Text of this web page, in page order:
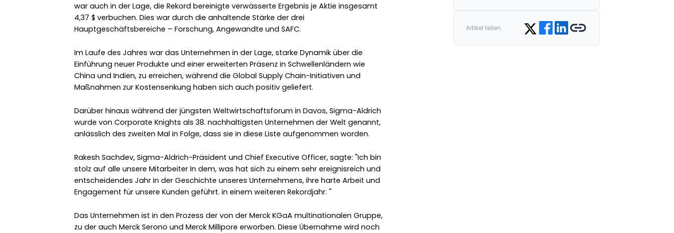
war auch in der Lage, die Rekord bereinigte verwässerte Ergebnis je Aktie insgesamt
4,37 $ verbuchen. Dies war durch die anhaltende Stärke der drei
Hauptgeschäftsbereiche – Forschung, Angewandte und SAFC.
Im Laufe des Jahres war das Unternehmen in der Lage, starke Dynamik über die
Einführung neuer Produkte und einer erweiterten Präsenz in Schwellenländern wie
China und Indien, zu erreichen, während die Global Supply Chain-Initiativen und
Maßnahmen zur Kostensenkung haben sich auch positiv geliefert.
Darüber hinaus während der jüngsten Weltwirtschaftsforum in Davos, Sigma-Aldrich
wurde von Corporate Knights als 38. nachhaltigsten Unternehmen der Welt genannt,
anlässlich des zweiten Mal in Folge, dass sie in diese Liste aufgenommen worden.
Rakesh Sachdev, Sigma-Aldrich-Präsident und Chief Executive Officer, sagte: "Ich bin
stolz auf alle unsere Mitarbeiter In dem, was hat sich zu einem sehr ereignisreich und
entscheidendes Jahr in der Geschichte unseres Unternehmens, ihre harte Arbeit und
Engagement für unsere Kunden geführt. in einem weiteren Rekordjahr. "
Das Unternehmen ist in den Prozess der von der Merck KGaA multinationalen Gruppe,
zu der auch Merck Serono und Merck Millipore erworben. Diese Übernahme wird noch
Artikel teilen Share on Twitter
Share on Facebook
Share on LinkedIn
Copy link